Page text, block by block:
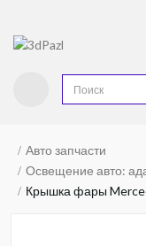
Авто запчасти
Освещение авто:
Крышка фары